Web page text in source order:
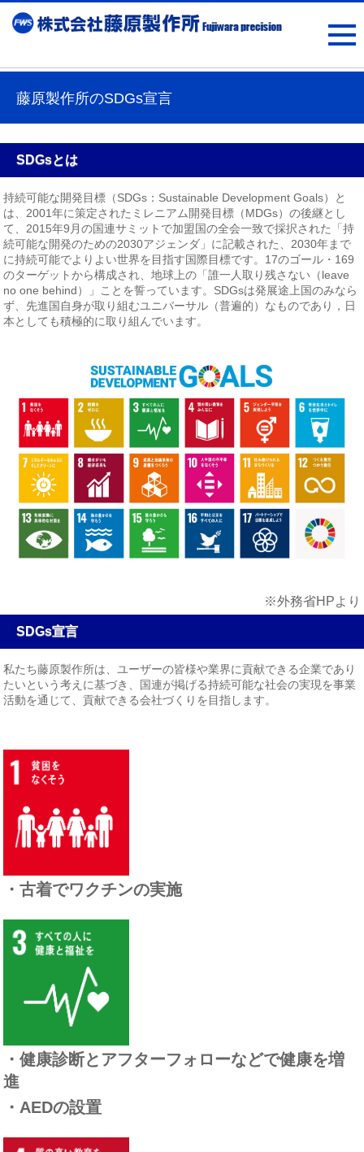
藤原製作所のSDGs宣言
SDGsとは
持続可能な開発目標（SDGs：Sustainable Development Goals）と
は、2001年に策定されたミレニアム開発目標（MDGs）の後継とし
て、2015年9月の国連サミットで加盟国の全会一致で採択された「持
続可能な開発のための2030アジェンダ」に記載された、2030年まで
に持続可能でよりよい世界を目指す国際目標です。17のゴール・169
のターゲットから構成され、地球上の「誰一人取り残さない（leave
no one behind）」ことを誓っています。SDGsは発展途上国のみなら
ず、先進国自身が取り組むユニバーサル（普遍的）なものであり，日
本としても積極的に取り組んでいます。
※外務省HPより
SDGs宣言
私たち藤原製作所は、ユーザーの皆様や業界に貢献できる企業であり
たいという考えに基づき、国連が掲げる持続可能な社会の実現を事業
活動を通じて、貢献できる会社づくりを目指します。
・古着でワクチンの実施
・健康診断とアフターフォローなどで健康を増
進
・AEDの設置